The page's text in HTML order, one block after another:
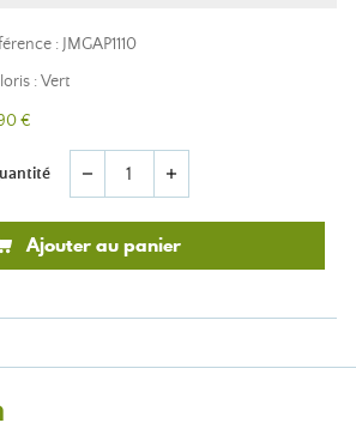
: JMGAP1110
: Vert
€
remove add
Ajouter au panier